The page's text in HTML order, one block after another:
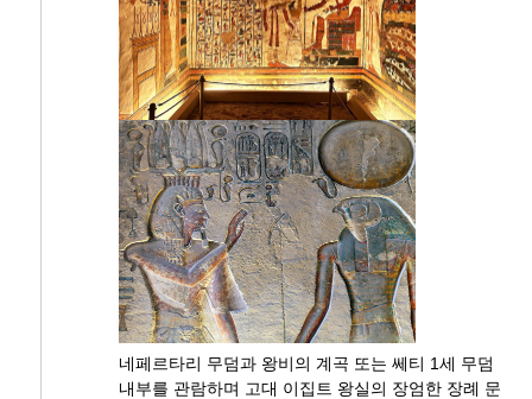
네페르타리 무덤과 왕비의 계곡 또는 쎄티 1세 무덤
내부를 관람하며 고대 이집트 왕실의 장엄한 장례 문